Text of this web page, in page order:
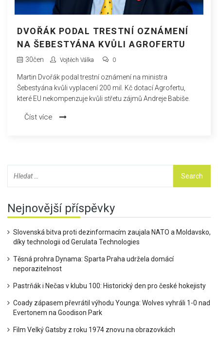
DVOŘÁK PODAL TRESTNÍ OZNÁMENÍ
NA ŠEBESTYÁNA KVŮLI AGROFERTU
30čen Vojtěch Válka 0
Martin Dvořák podal trestní oznámení na ministra
Šebestyána kvůli vyplacení 200 mil. Kč dotací Agrofertu,
které EU nekompenzuje kvůli střetu zájmů Andreje Babiše.
Číst více
Nejnovější příspěvky
Slovenská bitva proti dezinformacím zaujala NATO a Moldavsko,
díky technologii od Gerulata Technologies
Těsná prohra Dynama: Sparta Praha udržela domácí
neporazitelnost
Pastrňák i Nečas v klubu 100: Historický den pro české hokejisty
Coady zápasem převrátil výhodu Younga: Wolves vyhráli 1-0 nad
Evertonem na Goodison Park
Film Velký Gatsby z roku 1974 znovu na obrazovkách